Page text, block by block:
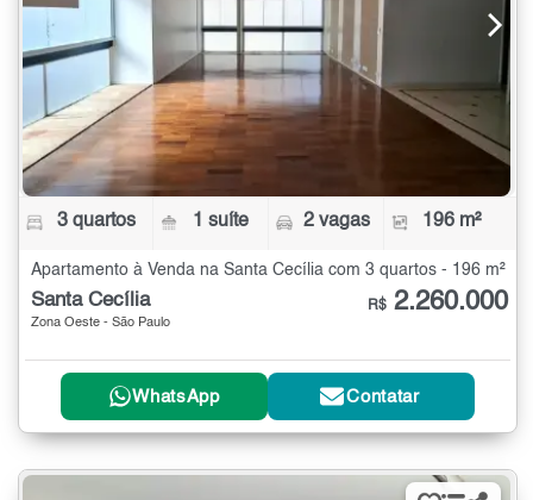
3 quartos 1 suíte 2 vagas 196 m²
Apartamento à Venda na Santa Cecília com 3 quartos - 196 m²
Santa Cecília
Zona Oeste - São Paulo
R$ 2.260.000
WhatsApp Contatar